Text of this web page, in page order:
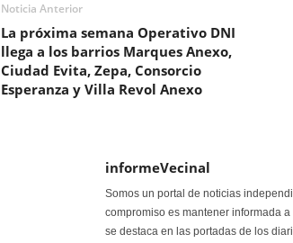
Noticia Anterior
La próxima semana Operativo DNI
llega a los barrios Marques Anexo,
Ciudad Evita, Zepa, Consorcio
Esperanza y Villa Revol Anexo
informeVecinal
Somos un portal de noticias
compromiso es mantener informada
se destaca en las portadas de los